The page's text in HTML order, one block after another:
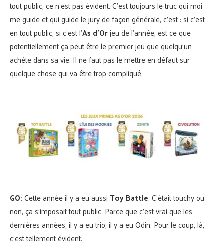
tout public, ce n’est pas évident. C’est toujours le truc qui moi
me guide et qui guide le jury de façon générale, c’est : si c’est
en tout public, si c’est l’As d’Orjeu de l’année, est ce que
potentiellement ça peut être le premier jeu que quelqu’un
achète dans sa vie. Il ne faut pas le mettre en défaut sur
quelque chose qui va être trop compliqué.
GO:Cette année il y a eu aussi Toy Battle. C’était touchy ou
non, ça s’imposait tout public. Parce que c’est vrai que les
dernières années, il y a eu trio, il y a eu Odin. Pour le coup, là,
c’est tellement évident.